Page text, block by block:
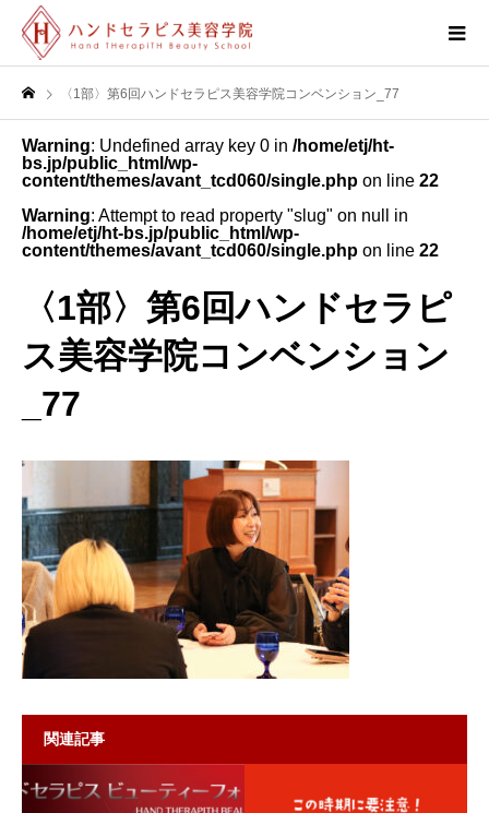
〈1部〉第6回ハンドセラピス美容学院コンベンション_77
Warning: Undefined array key 0 in /home/etj/ht-
bs.jp/public_html/wp-
content/themes/avant_tcd060/single.php on line 22
Warning: Attempt to read property "slug" on null in
/home/etj/ht-bs.jp/public_html/wp-
content/themes/avant_tcd060/single.php on line 22
〈1部〉第6回ハンドセラピ
ス美容学院コンベンション
_77
関連記事